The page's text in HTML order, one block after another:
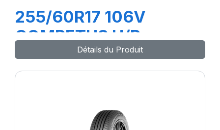
255/60R17 106V
COMPETUS H/P
Détails du Produit